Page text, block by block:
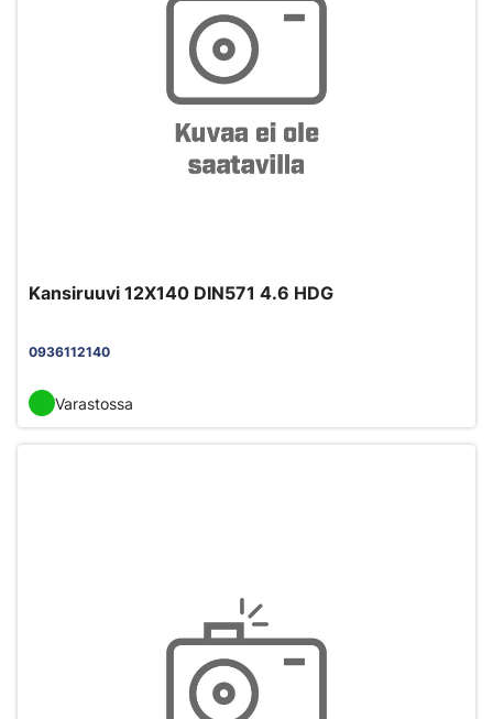
Kansiruuvi 12X140 DIN571 4.6 HDG
0936112140
Varastossa